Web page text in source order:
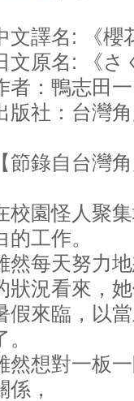
文譯名: 《
文原名: 《
者：鴨志
版社：台灣
【節錄自台灣
校園怪人聚
的工作。
然每天努力
狀況看來，
假來臨，以
。
然想對一板
係，